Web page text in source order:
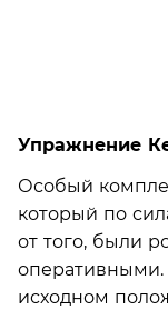
Упражнение
Особый
который по
от того, были
исходном